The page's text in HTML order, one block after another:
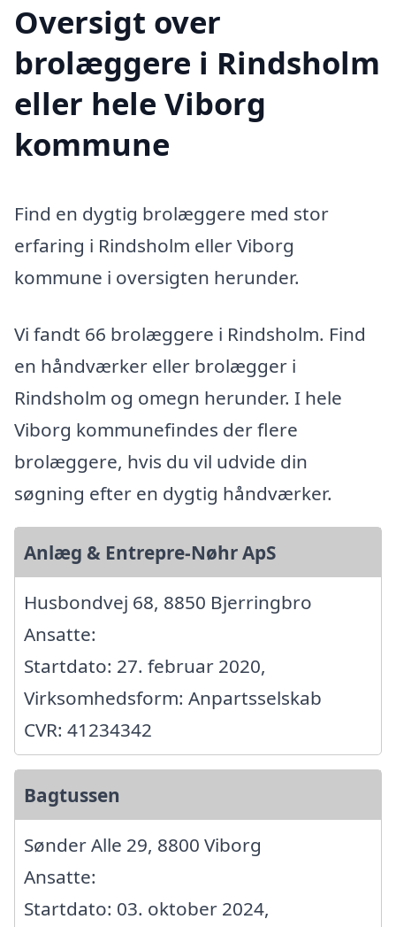
Oversigt over
brolæggere i Rindsholm
eller hele Viborg
kommune
Find en dygtig brolæggere med stor
erfaring i Rindsholm eller Viborg
kommune i oversigten herunder.
Vi fandt 66 brolæggere i Rindsholm. Find
en håndværker eller brolægger i
Rindsholm og omegn herunder. I hele
Viborg kommunefindes der flere
brolæggere, hvis du vil udvide din
søgning efter en dygtig håndværker.
Anlæg & Entrepre-Nøhr ApS
Husbondvej 68, 8850 Bjerringbro
Ansatte:
Startdato: 27. februar 2020,
Virksomhedsform: Anpartsselskab
CVR: 41234342
Bagtussen
Sønder Alle 29, 8800 Viborg
Ansatte:
Startdato: 03. oktober 2024,